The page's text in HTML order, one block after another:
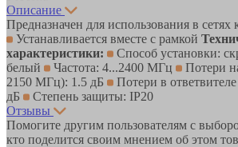
Описание
Предназначен для использования в сетях
Устанавливается вместе с рамкой
характеристики:
Способ установки:
белый
Частота: 4...2400 МГц
Потери
2150 МГц): 1.5 дБ
Потери в
дБ
Степень защиты: IP20
Отзывы
Помогите другим пользователям с
кто поделится своим мнением об этом